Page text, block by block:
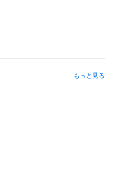
もっと見る